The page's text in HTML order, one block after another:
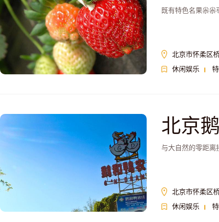
既有特色名果尜
北京市怀柔区
休闲娱乐
北京
与大自然的零距
北京市怀柔区
休闲娱乐